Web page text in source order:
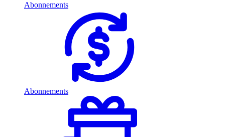
Abonnements
Abonnements